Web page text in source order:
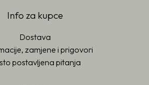
Info za kupce
Dostava
zamjene i prigovori
postavljena pitanja